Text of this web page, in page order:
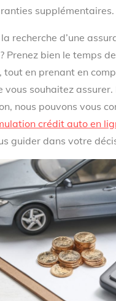
supplémentaires.
recherche d’une
Prenez bien le temps
tout en prenant en
vous souhaitez assurer.
nous pouvons vous
crédit auto en
guider dans votre